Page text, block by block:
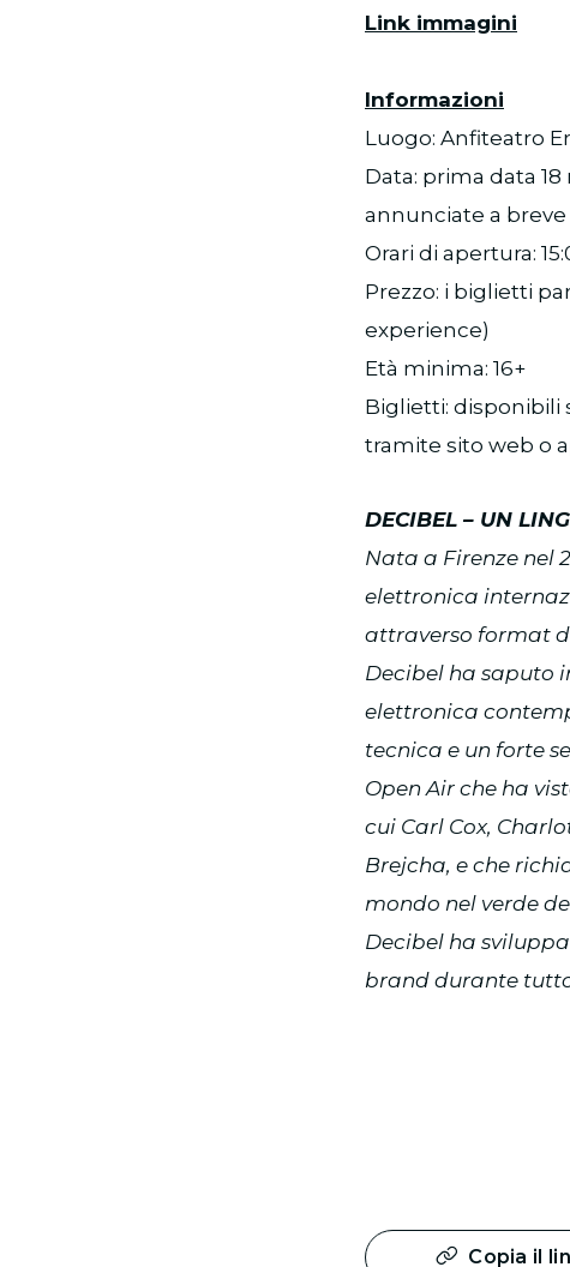
Link immagini
Informazioni
Luogo: Anfiteatro
Data: prima data
annunciate a breve
Orari di apertura:
Prezzo: i biglietti
experience)
Età minima: 16+
Biglietti: disponibili
tramite sito web o
DECIBEL – UN
Nata a Firenze nel
elettronica
attraverso format
Decibel ha saputo
elettronica
tecnica e un forte
Open Air che ha
cui Carl Cox,
Brejcha, e che
mondo nel verde
Decibel ha
brand durante tutto
Copia il